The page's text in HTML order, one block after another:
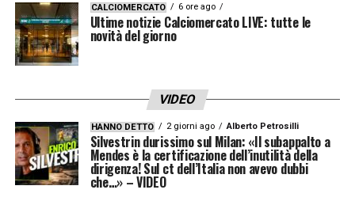
CALCIOMERCATO 6 ore ago
Ultime notizie Calciomercato LIVE: tutte le
novità del giorno
VIDEO
HANNO DETTO 2 giorni ago Alberto Petrosilli
Silvestrin durissimo sul Milan: «Il subappalto a
Mendes è la certificazione dell’inutilità della
dirigenza! Sul ct dell’Italia non avevo dubbi
che…» – VIDEO